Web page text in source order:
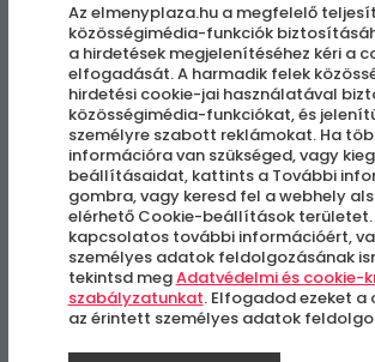
Lovas fejlesztés
Monor
Az elmenyplaza.hu a megfelelő
közösségimédia-funkciók
a hirdetések megjelenítéséhez kéri a
elfogadását. A harmadik felek
hirdetési cookie-jai használatával
közösségimédia-funkciókat, és
személyre szabott reklámokat. Ha
információra van szükséged, vagy
beállításaidat, kattints a További
gombra, vagy keresd fel a webhely
elérhető Cookie-beállítások területet.
kapcsolatos további információért,
személyes adatok feldolgozásának
tekintsd megAdatvédelmi és cookie-
szabályzatunkat. Elfogadod ezeket a
az érintett személyes adatok